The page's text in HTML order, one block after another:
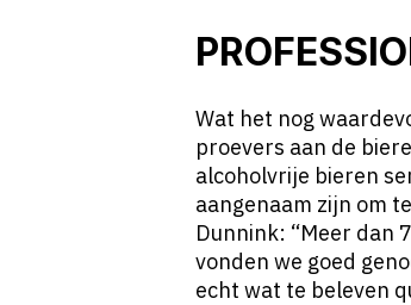
Wat het nog
proevers aan de
alcoholvrije bieren
aangenaam zijn om
Dunnink: “Meer dan
vonden we goed
echt wat te beleven